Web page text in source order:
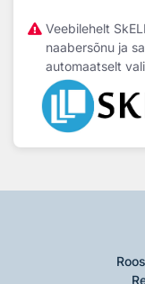
Veebilehelt
naabersõnu ja
automaatselt